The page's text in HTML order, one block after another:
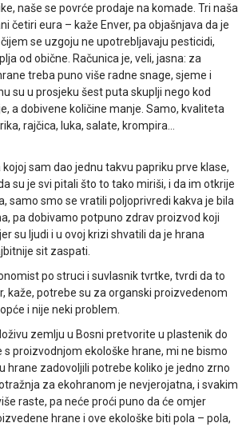
naše se povrće prodaje na komade. Tri naša
četiri eura – kaže Enver, pa objašnjava da je
se uzgoju ne upotrebljavaju pesticidi,
od obične. Računica je, veli, jasna: za
treba puno više radne snage, sjeme i
su u prosjeku šest puta skuplji nego kod
a dobivene količine manje. Samo, kvaliteta
rajčica, luka, salate, krompira…
sam dao jednu takvu papriku prve klase,
su je svi pitali što to tako miriši, i da im otkrije
samo smo se vratili poljoprivredi kakva je bila
pa dobivamo potpuno zdrav proizvod koji
su ljudi i u ovoj krizi shvatili da je hrana
sit zaspati.
po struci i suvlasnik tvrtke, tvrdi da to
kaže, potrebe su za organski proizvedenom
i nije neki problem.
zemlju u Bosni pretvorite u plastenik do
s proizvodnjom ekološke hrane, mi ne bismo
hrane zadovoljili potrebe koliko je jedno zrno
za ekohranom je nevjerojatna, i svakim
raste, pa neće proći puno da će omjer
hrane i ove ekološke biti pola – pola,